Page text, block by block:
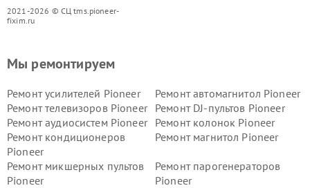
2021-2026 © СЦ tms.pioneer-
fixim.ru
Мы ремонтируем
Ремонт усилителей Pioneer
Ремонт автомагнитол Pioneer
Ремонт телевизоров Pioneer
Ремонт DJ-пультов Pioneer
Ремонт аудиосистем Pioneer
Ремонт колонок Pioneer
Ремонт кондиционеров
Pioneer
Ремонт магнитол Pioneer
Ремонт микшерных пультов
Pioneer
Ремонт парогенераторов
Pioneer